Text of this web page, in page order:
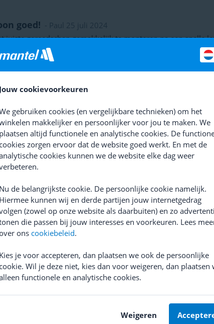
goed! - Paul 25 juli 2024
juiste gereedschap gemakkelijk te monteren na een snelle
minpunten
materiaal te vinden bij Mantel
materiaal dat zen werk perfect doet indien dit ook volgens
minpunten
Gelijk Perfecte maat
Steeds de juiste
vertaald
- Edouard 28 juni 2022
Maar te vroeg om commentaar te geven op slijtage
minpunten
kit, met golfring, stofkappen,...
Gemaakt in
vertaald
complete set
- Karel 19 november 2020
zou een iets uitgebreidere gebruiksaanwijzing handig
dmv de vullingen. Voor demontage, maar vooral montage
vooral voor een correcte uitlijning van beide lagers
Jouw cookievoorkeuren
gebruiken cookies (en vergelijkbare technieken) om het
makkelijker en persoonlijker voor jou te maken. We
plaatsen altijd functionele en analytische cookies. De
cookies zorgen ervoor dat de website goed werkt. En met de
cookies kunnen we de website elke dag weer
Nu de belangrijkste cookie. De persoonlijke cookie namelijk.
Hiermee kunnen wij en derde partijen jouw internetgedrag
(zowel op onze website als daarbuiten) en zo
die passen bij jouw interesses en voorkeuren. Lees
ons cookiebeleid.
Kies je voor accepteren, dan plaatsen we ook de persoonlijke
cookie. Wil je deze niet, kies dan voor weigeren, dan plaatsen
functionele en analytische cookies.
Weigeren